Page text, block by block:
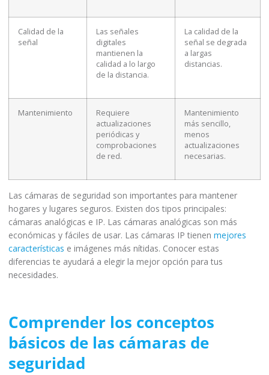
Calidad de la
señal
Las señales
digitales
mantienen la
calidad a lo largo
de la distancia.
La calidad de la
señal se degrada
a largas
distancias.
Mantenimiento
Requiere
actualizaciones
periódicas y
comprobaciones
de red.
Mantenimiento
más sencillo,
menos
actualizaciones
necesarias.
Las cámaras de seguridad son importantes para mantener
hogares y lugares seguros. Existen dos tipos principales:
cámaras analógicas e IP. Las cámaras analógicas son más
económicas y fáciles de usar. Las cámaras IP tienen mejores
características e imágenes más nítidas. Conocer estas
diferencias te ayudará a elegir la mejor opción para tus
necesidades.
Comprender los conceptos
básicos de las cámaras de
seguridad